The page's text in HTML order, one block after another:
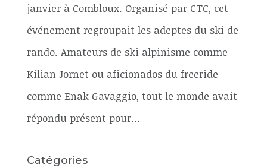
janvier à Combloux. Organisé par CTC, cet
événement regroupait les adeptes du ski de
rando. Amateurs de ski alpinisme comme
Kilian Jornet ou aficionados du freeride
comme Enak Gavaggio, tout le monde avait
répondu présent pour...
Catégories